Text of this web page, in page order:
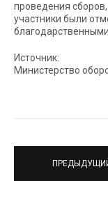
проведения
участники были
Источник:
Министерство